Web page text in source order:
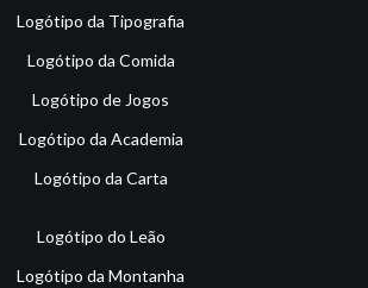
Logótipo da Tipografia
Logótipo da Comida
Logótipo de Jogos
Logótipo da Academia
Logótipo da Carta
Logótipo do Leão
Logótipo da Montanha